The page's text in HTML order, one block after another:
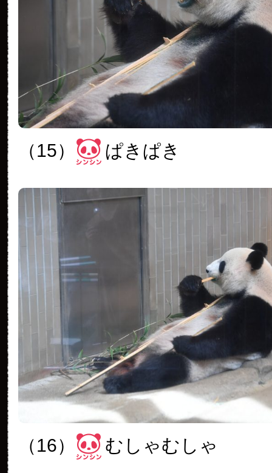
（15） ぱきぱき
（16） むしゃむしゃ